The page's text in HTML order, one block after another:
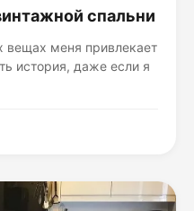
спальни
вещах меня привлекает
история, даже если я